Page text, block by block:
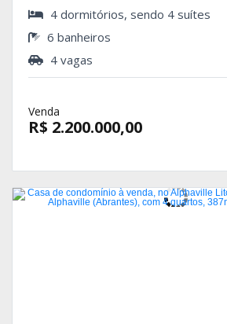
4 dormitórios, sendo 4 suítes
6 banheiros
4 vagas
Venda
R$ 2.200.000,00